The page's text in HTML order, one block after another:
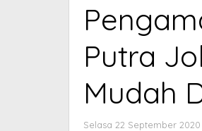
Putra
Mudah
Selasa 22 September 2020